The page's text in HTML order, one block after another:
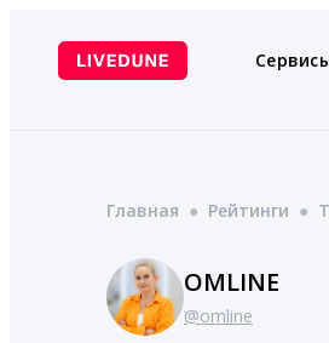
содержимому
Главная ● Рейтинги ●
OMLINE
@omline